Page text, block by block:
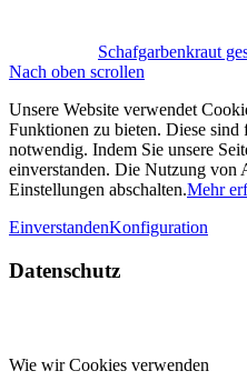
Schafgarbenkraut
Nach oben scrollen
Unsere Website verwendet
Funktionen zu bieten. Diese
notwendig. Indem Sie unsere
einverstanden. Die Nutzung von
Einstellungen abschalten.Mehr
EinverstandenKonfiguration
Datenschutz
Wie wir Cookies verwenden